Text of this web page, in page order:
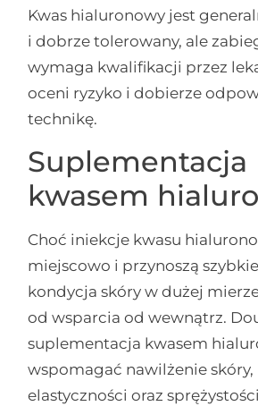
Kwas hialuronowy jest
i dobrze tolerowany, ale
wymaga kwalifikacji przez
oceni ryzyko i dobierze
technikę.
Suplementacja
kwasem
Choć iniekcje kwasu
miejscowo i przynoszą
kondycja skóry w dużej
od wsparcia od wewnątrz.
suplementacja kwasem
wspomagać nawilżenie
elastyczności oraz